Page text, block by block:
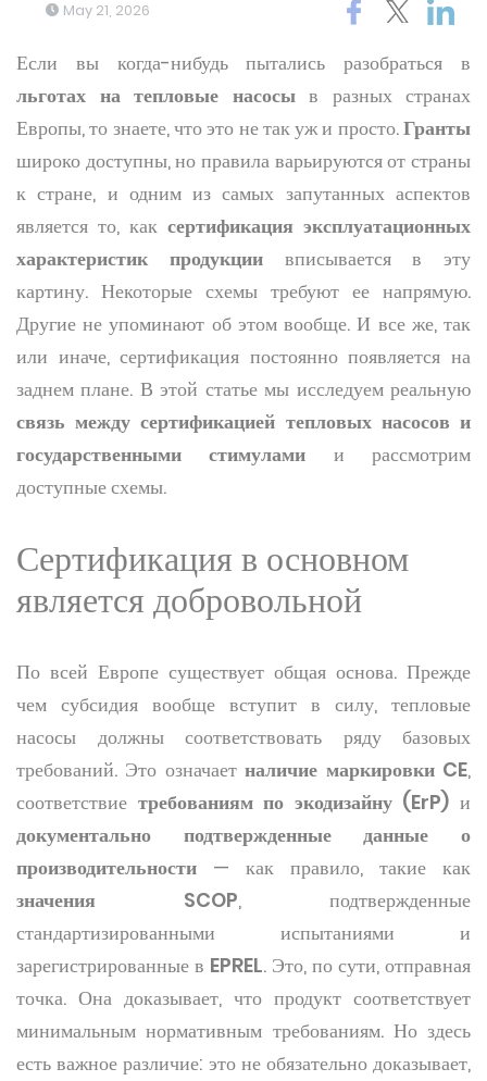
May 21, 2026
Если вы когда-нибудь пытались разобраться в
льготах на тепловые насосыв разных странах
Европы, то знаете, что это не так уж и просто.Гранты
широко доступны, но правила варьируются от страны
к стране, и одним из самых запутанных аспектов
является то, как сертификация эксплуатационных
характеристик продукциивписывается в эту
картину. Некоторые схемы требуют ее напрямую.
Другие не упоминают об этом вообще. И все же, так
или иначе, сертификация постоянно появляется на
заднем плане. В этой статье мы исследуем реальную
связь между сертификацией тепловых насосов и
государственными стимулами и рассмотрим
доступные схемы.
Сертификация в основном
является добровольной
По всей Европе существует общая основа. Прежде
чем субсидия вообще вступит в силу, тепловые
насосы должны соответствовать ряду базовых
требований. Это означаетналичие маркировки CE,
соответствие требованиям по экодизайну (ErP) и
документально подтвержденные данные о
производительности — как правило, такие как
значения SCOP, подтвержденные
стандартизированными испытаниями и
зарегистрированные в EPREL. Это, по сути, отправная
точка. Она доказывает, что продукт соответствует
минимальным нормативным требованиям. Но здесь
есть важное различие: это не обязательно доказывает,